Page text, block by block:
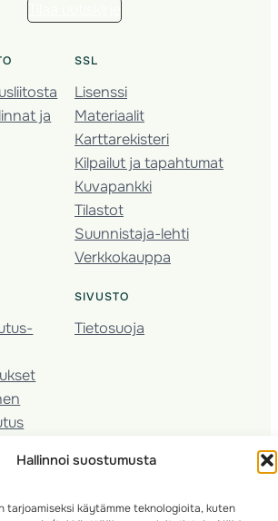
Hallinnoi suostumusta
tarjoamiseksi käytämme teknologioita, kuten
ja
SSL
Lisenssi
Materiaalit
Karttarekisteri
Kilpailut ja tapahtumat
Kuvapankki
Tilastot
Suunnistaja-lehti
Verkkokauppa
SIVUSTO
Tietosuoja
· Valimotie 10, 00380 Helsinki, Finland